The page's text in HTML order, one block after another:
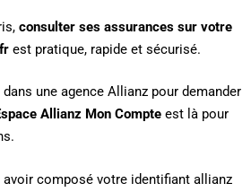
consulter ses assurances sur votre
est pratique, rapide et sécurisé.
une agence Allianz pour demander
Allianz Mon Compte est là pour
avoir composé votre identifiant allianz